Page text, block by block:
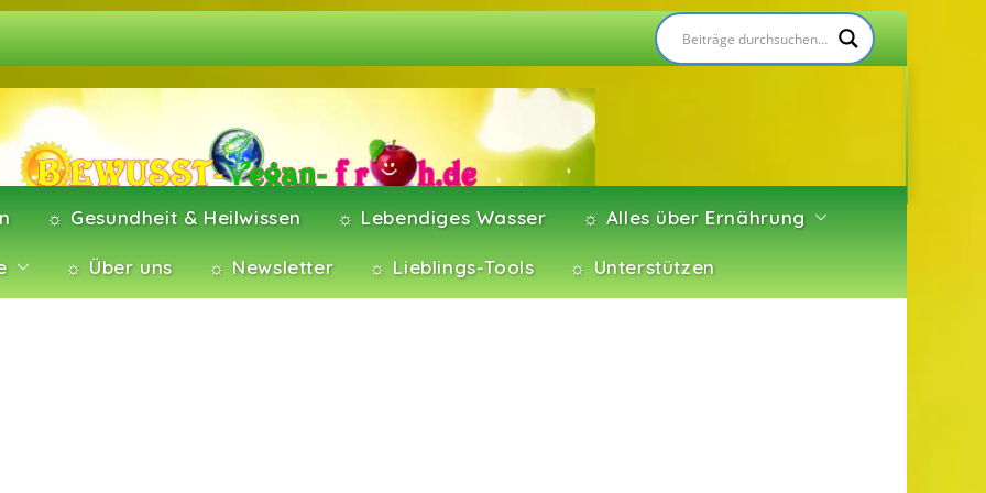
☼ Gesundheit & Heilwissen ☼ Lebendiges Wasser ☼ Alles über Ernährung
☼ Über uns ☼ Newsletter ☼ Lieblings-Tools ☼ Unterstützen